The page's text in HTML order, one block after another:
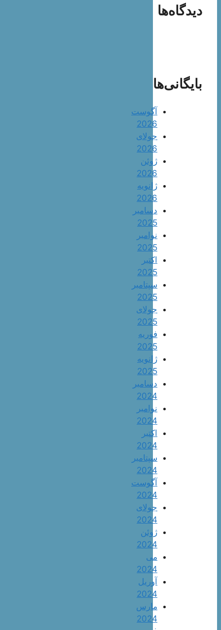
دیدگاه‌ها
بایگانی‌ها
آگوست
2026
جولای
2026
ژوئن
2026
ژانویه
2026
دسامبر
2025
نوامبر
2025
اکتبر
2025
سپتامبر
2025
جولای
2025
فوریه
2025
ژانویه
2025
دسامبر
2024
نوامبر
2024
اکتبر
2024
سپتامبر
2024
آگوست
2024
جولای
2024
ژوئن
2024
می
2024
آوریل
2024
مارس
2024